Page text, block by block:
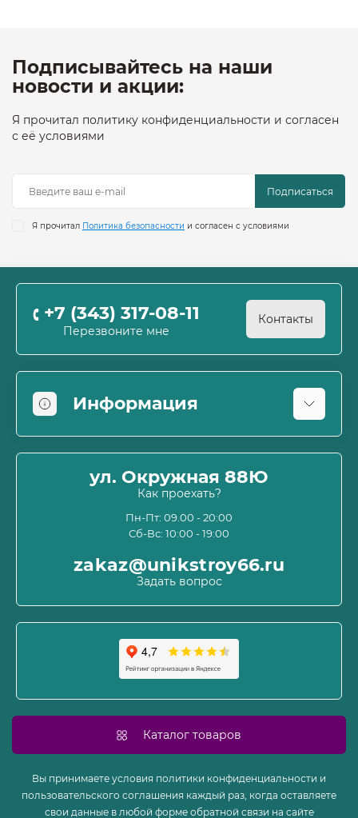
Подписывайтесь на наши
новости и акции:
Я прочитал политику конфиденциальности и согласен
с её условиями
Подписаться
Я прочитал Политика безопасности и согласен с условиями
+7 (343) 317-08-11
Перезвоните мне
Контакты
Информация
Информация о доставке
Пользовательское соглашение и оферта
Политика конфиденциальности
Связаться с нами
Карта сайта
Производители
ул. Окружная 88Ю
Как проехать?
Пн-Пт: 09.00 - 20:00
Сб-Вс: 10:00 - 19:00
zakaz@unikstroy66.ru
Задать вопрос
Каталог товаров
Вы принимаете условия политики конфиденциальности и
пользовательского соглашения каждый раз, когда оставляете
свои данные в любой форме обратной связи на сайте